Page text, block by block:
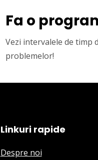
Fa o
Vezi intervalele de timp
problemelor!
Linkuri rapide
Despre noi